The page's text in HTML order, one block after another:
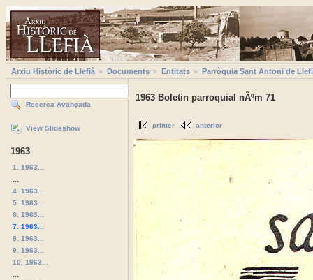
Arxiu Històric de Llefià Documents Entitats Parròquia Sant Antoni de
Recerca Avançada
View Slideshow
1963
1. 1963...
4. 1963...
5. 1963...
6. 1963...
7. 1963...
8. 1963...
9. 1963...
10. 1963...
1963 Boletin parroquial nÃºm 71
primer anterior